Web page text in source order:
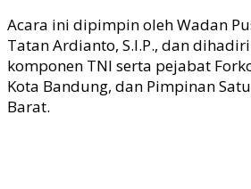
Acara ini dipimpin oleh Wadan
Tatan Ardianto, S.I.P., dan
komponen TNI serta pejabat
Kota Bandung, dan Pimpinan
Barat.